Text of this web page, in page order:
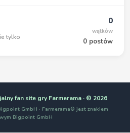
tylko
0
wątków
0 postów
fan site gry Farmerama · © 2026
GmbH · Farmerama® jest znakiem
Bigpoint GmbH